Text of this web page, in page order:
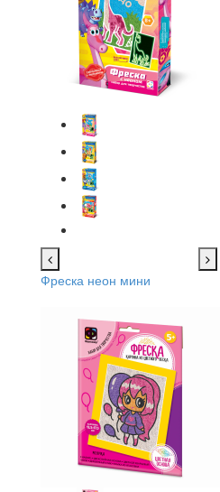
Фреска неон мини